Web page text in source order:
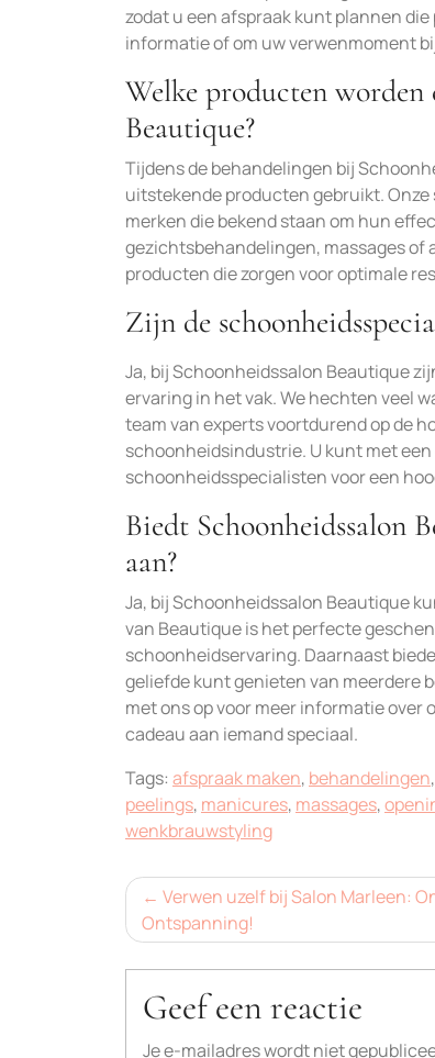
zodat u een afspraak kunt plannen
informatie of om uw verwenmoment
Welke producten
Beautique?
Tijdens de behandelingen bij
uitstekende producten gebruikt.
merken die bekend staan om hun
gezichtsbehandelingen, massages of
producten die zorgen voor optimale
Zijn de
Ja, bij Schoonheidssalon Beautique
ervaring in het vak. We hechten veel
team van experts voortdurend op de
schoonheidsindustrie. U kunt met
schoonheidsspecialisten voor een
Biedt Schoonheidssalon
aan?
Ja, bij Schoonheidssalon Beautique
van Beautique is het perfecte
schoonheidservaring. Daarnaast
geliefde kunt genieten van meerdere
met ons op voor meer informatie
cadeau aan iemand speciaal.
Tags: afspraak maken, behandelingen,
peelings, manicures, massages,
wenkbrauwstyling
Bericht
navigatie
Verwen uzelf bij Salon Marleen:
Ontspanning!
Geef een reactie
Je e-mailadres wordt niet